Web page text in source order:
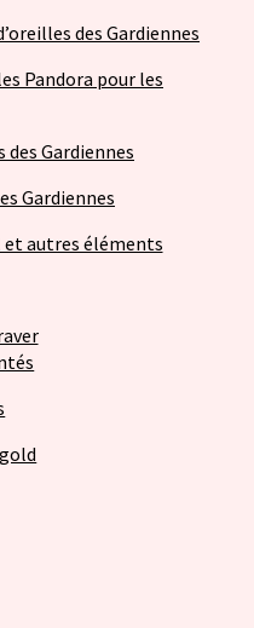
des Gardiennes
Pandora pour les
des Gardiennes
Gardiennes
autres éléments